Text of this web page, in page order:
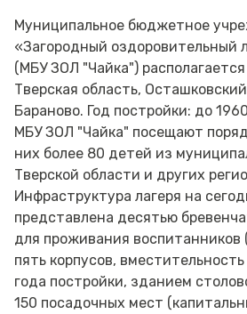
Муниципальное бюджетное
«Загородный оздоровительный
(МБУ ЗОЛ "Чайка")
Тверская область,
Бараново. Год постройки: до
МБУ ЗОЛ "Чайка" посещают
них более 80 детей из
Тверской области и других
Инфраструктура лагеря на
представлена десятью
для проживания воспитанников
пять корпусов,
года постройки, зданием
150 посадочных мест